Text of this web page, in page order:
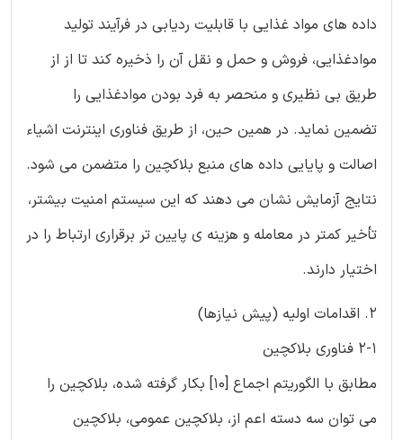
داده های مواد غذایی با قابلیت ردیابی در فرآیند تولید
موادغذایی، فروش و حمل و نقل آن را ذخیره کند تا از از
طریق بی نظیری و منحصر به فرد بودن موادغذایی را
تضمین نماید. در همین حین، از طریق فناوری اینترنت اشیاء
اصالت و پایایی داده های منبع بلاکچین را متضمن می شود.
نتایج آزمایش نشان می دهند که این سیستم امنیت بیشتر،
تأخیر کمتر در معامله و هزینه ی پایین تر برقراری ارتباط را در
اختیار دارند.
2. اقدامات اولیه (پیش نیازها)
2-1 فناوری بلاکچین
مطابق با الگوریتم اجماع [10] بکار گرفته شده، بلاکچین را
می توان سه دسته اعم از، بلاکچین عمومی، بلاکچین